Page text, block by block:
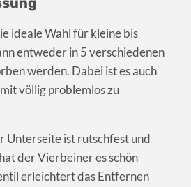
ideale Wahl für kleine bis
entweder in 5 verschiedenen
werden. Dabei ist es auch
völlig problemlos zu
Unterseite ist rutschfest und
der Vierbeiner es schön
erleichtert das Entfernen